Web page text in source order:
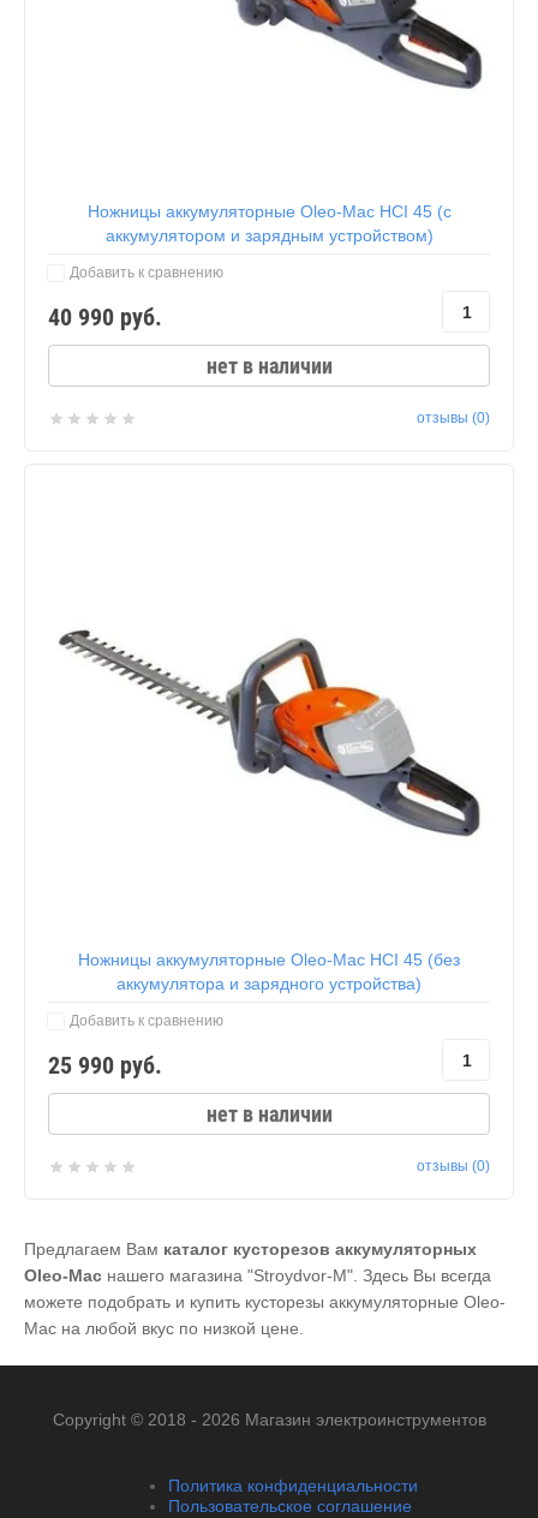
Ножницы аккумуляторные Oleo-Mac HCI 45 (с
аккумулятором и зарядным устройством)
Добавить к сравнению
40 990 руб.
нет в наличии
отзывы (0)
Ножницы аккумуляторные Oleo-Mac HCI 45 (без
аккумулятора и зарядного устройства)
Добавить к сравнению
25 990 руб.
нет в наличии
отзывы (0)
Предлагаем Вам каталог кусторезов аккумуляторных
Oleo-Mac нашего магазина "Stroydvor-M". Здесь Вы всегда
можете подобрать и купить кусторезы аккумуляторные Oleo-
Mac на любой вкус по низкой цене.
Copyright © 2018 - 2026 Магазин электроинструментов
Политика конфиденциальности
Пользовательское соглашение